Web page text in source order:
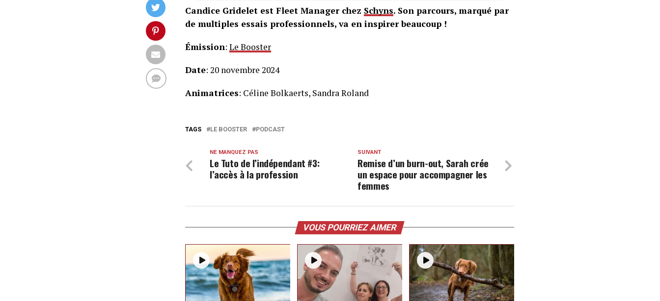
Candice Gridelet est Fleet Manager chez Schyns. Son parcours, marqué par
de multiples essais professionnels, va en inspirer beaucoup !
Émission: Le Booster
Date: 20 novembre 2024
Animatrices: Céline Bolkaerts, Sandra Roland
TAGS LE BOOSTER PODCAST
SUIVANT
Remise d’un burn-out, Sarah crée
un espace pour accompagner les
femmes
NE MANQUEZ PAS
Le Tuto de l’indépendant #3:
l’accès à la profession
VOUS POURRIEZ AIMER